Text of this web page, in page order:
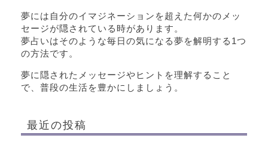
夢には自分のイマジネーションを超えた何かのメッ
セージが隠されている時があります。
夢占いはそのような毎日の気になる夢を解明する1つ
の方法です。
夢に隠されたメッセージやヒントを理解すること
で、普段の生活を豊かにしましょう。
最近の投稿